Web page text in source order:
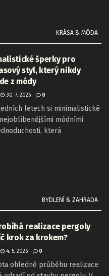
KRÁSA & MÓDA
šperky pro
styl, který nikdy
z módy
30. 7. 2026 0
letech si minimalistické
módními
která
BYDLENÍ & ZAHRADA
realizace pergoly
krok za krokem?
4. 5. 2026 0
ohledně průběhu realizace